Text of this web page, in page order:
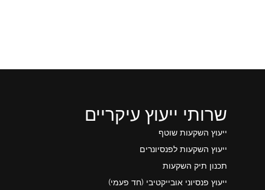
שרותי ייעוץ עיקריים
ייעוץ השקעות שוטף
ייעוץ השקעות לפנסיונרים
תכנון תיק השקעות
ייעוץ פנסיוני אובייקטיבי (חד פעמי)